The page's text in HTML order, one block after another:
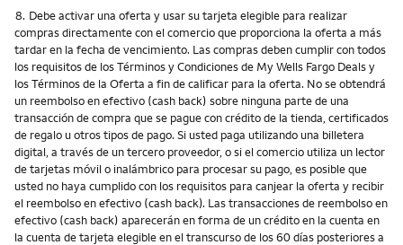
Nota
8. Debe activar una oferta y usar su tarjeta elegible para realizar
compras directamente con el comercio que proporciona la oferta a más
tardar en la fecha de vencimiento. Las compras deben cumplir con todos
los requisitos de los Términos y Condiciones de My Wells Fargo Deals y
los Términos de la Oferta a fin de calificar para la oferta. No se obtendrá
un reembolso en efectivo (cash back) sobre ninguna parte de una
transacción de compra que se pague con crédito de la tienda, certificados
de regalo u otros tipos de pago. Si usted paga utilizando una billetera
digital, a través de un tercero proveedor, o si el comercio utiliza un lector
de tarjetas móvil o inalámbrico para procesar su pago, es posible que
usted no haya cumplido con los requisitos para canjear la oferta y recibir
el reembolso en efectivo (cash back). Las transacciones de reembolso en
efectivo (cash back) aparecerán en forma de un crédito en la cuenta en
la cuenta de tarjeta elegible en el transcurso de los 60 días posteriores a